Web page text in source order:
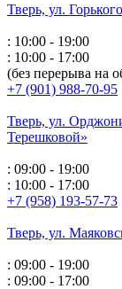
Тверь, ул.
: 10:00 - 19:00
: 10:00 - 17:00
(без перерыва на
+7 (901) 988-70-95
Тверь, ул.
Терешковой»
: 09:00 - 19:00
: 10:00 - 17:00
+7 (958) 193-57-73
Тверь, ул.
: 09:00 - 19:00
: 09:00 - 17:00